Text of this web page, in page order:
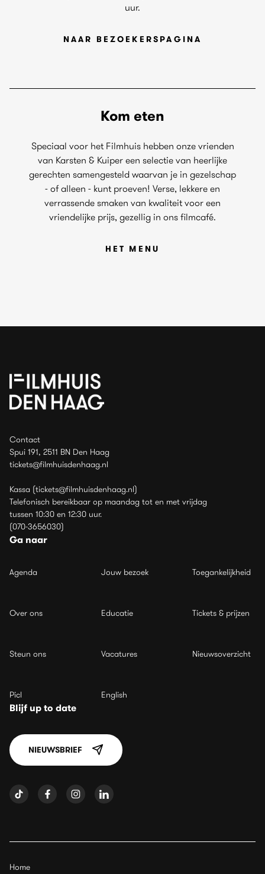
uur.
NAAR BEZOEKERSPAGINA
Kom eten
Speciaal voor het Filmhuis hebben onze vrienden
van Karsten & Kuiper een selectie van heerlijke
gerechten samengesteld waarvan je in gezelschap
- of alleen - kunt proeven! Verse, lekkere en
verrassende smaken van kwaliteit voor een
vriendelijke prijs, gezellig in ons filmcafé.
HET MENU
Contact
Spui 191, 2511 BN Den Haag
tickets@filmhuisdenhaag.nl
Kassa (tickets@filmhuisdenhaag.nl)
Telefonisch bereikbaar op maandag tot en met vrijdag
tussen 10:30 en 12:30 uur.
(070-3656030)
Ga naar
Agenda Jouw bezoek Toegankelijkheid
Over ons Educatie Tickets & prijzen
Steun ons Vacatures Nieuwsoverzicht
Picl English
Blijf up to date
NIEUWSBRIEF
Home